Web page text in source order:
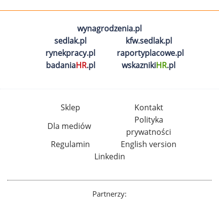
wynagrodzenia.pl
sedlak.pl
kfw.sedlak.pl
rynekpracy.pl
raportyplacowe.pl
badaniaHR.pl wskaznikiHR.pl
Sklep
Kontakt
Dla mediów
Polityka
prywatności
Regulamin
English version
Linkedin
Partnerzy: